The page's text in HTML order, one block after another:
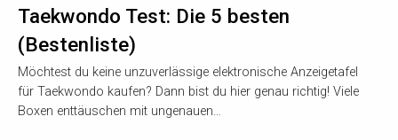
Taekwondo Test: Die 5 besten
(Bestenliste)
Möchtest du keine unzuverlässige elektronische Anzeigetafel
für Taekwondo kaufen? Dann bist du hier genau richtig! Viele
Boxen enttäuschen mit ungenauen…